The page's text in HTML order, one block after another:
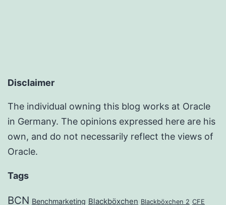
Disclaimer
The individual owning this blog works at Oracle
in Germany. The opinions expressed here are his
own, and do not necessarily reflect the views of
Oracle.
Tags
BCN Benchmarketing Blackböxchen Blackböxchen 2 CFE